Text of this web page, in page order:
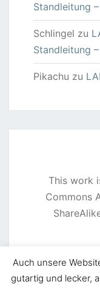
Standleitung
Schlingel zu
Standleitung
Pikachu zu
This work
Commons
© 2026 | Stolz
Auch unsere
gutartig und lecker,